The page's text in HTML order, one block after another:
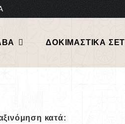
ΔΟΚΙΜΑΣΤΙΚΑ ΣΕΤ
κατά: